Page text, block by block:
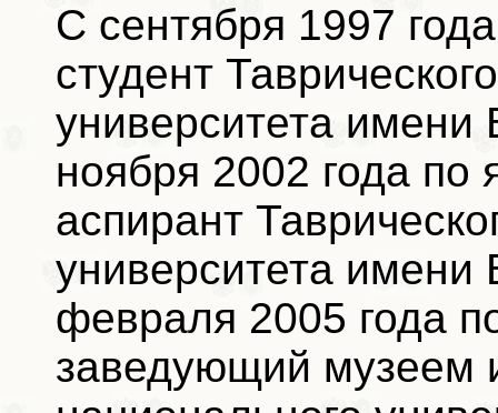
С сентября 1997
студент
университета
ноября 2002 года по
аспирант
университета
февраля 2005 года
заведующий музеем